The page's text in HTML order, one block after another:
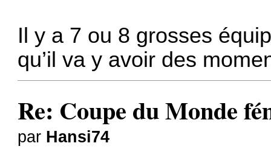
Il y a 7 ou 8 grosses
qu’il va y avoir des
Re: Coupe du Monde
par Hansi74